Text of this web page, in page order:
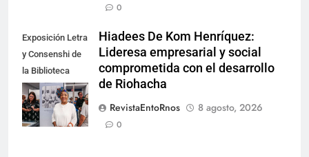
0
Exposición Letra
y Consenshi de
la Biblioteca
Nacional de
Aruba en San
Nicolás.
Hiadees De Kom Henríquez:
Lideresa empresarial y social
comprometida con el desarrollo
de Riohacha
RevistaEntoRnos
8 agosto, 2026
0